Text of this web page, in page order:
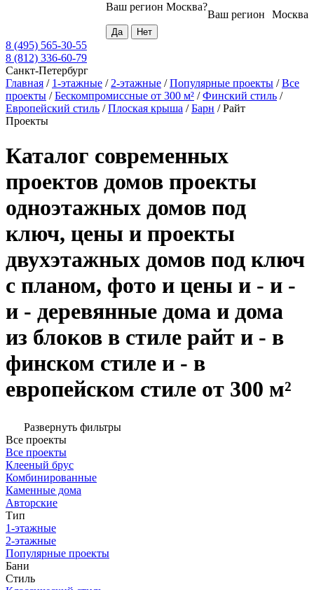
Москва
Ваш регион
Ваш регион Москва?
8 (495) 565-30-55
8 (812) 336-60-79
Санкт-Петербург
Главная / 1-этажные / 2-этажные /Популярные проекты /Все
проекты /Бескомпромиссные от 300 м² /Финский стиль /
Европейский стиль /Плоская крыша /Барн /Райт
Проекты
Каталог современных
проектов домов проекты
одноэтажных домов под
ключ, цены и проекты
двухэтажных домов под ключ
с планом, фото и цены и - и -
и - деревянные дома и дома
из блоков в стиле райт и - в
финском стиле и - в
европейском стиле от 300 м²
Развернуть фильтры
Все проекты
Все проекты
Клееный брус
Комбинированные
Каменные дома
Авторские
Тип
1-этажные
2-этажные
Популярные проекты
Бани
Стиль